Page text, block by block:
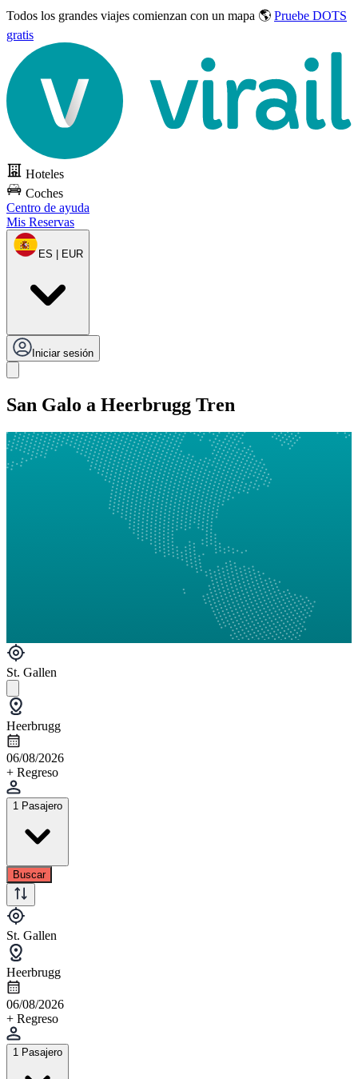
Todos los grandes viajes comienzan con un mapa 🌎 Pruebe DOTS
gratis
Hoteles
Coches
Centro de ayuda
Mis Reservas
ES | EUR
Iniciar sesión
San Galo a Heerbrugg Tren
St. Gallen
Heerbrugg
06/08/2026
+ Regreso
1 Pasajero
Buscar
St. Gallen
Heerbrugg
06/08/2026
+ Regreso
1 Pasajero